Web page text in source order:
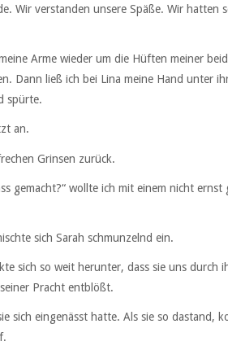
Wir verstanden unsere Späße. Wir hatten
Arme wieder um die Hüften meiner
Dann ließ ich bei Lina meine Hand unter
spürte.
an.
Grinsen zurück.
gemacht?“ wollte ich mit einem nicht ernst
sich Sarah schmunzelnd ein.
sich so weit herunter, dass sie uns durch
Pracht entblößt.
sich eingenässt hatte. Als sie so dastand,